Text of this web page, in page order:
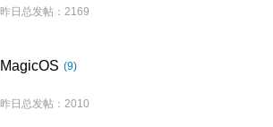
昨日总发帖：2169
MagicOS (9)
昨日总发帖：2010